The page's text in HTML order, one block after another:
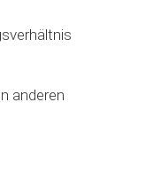
anderen